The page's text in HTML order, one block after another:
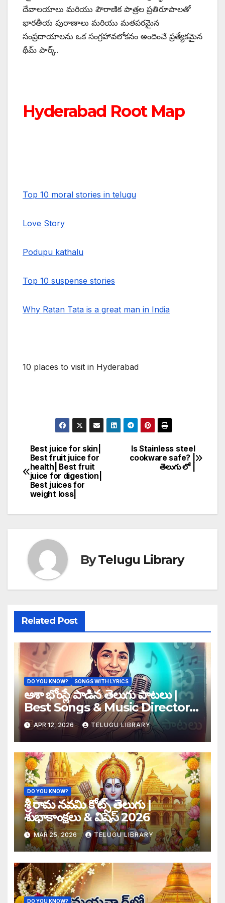
దేవాలయాలు మరియు పౌరాణిక పాత్రల ప్రతిరూపాలతో
భారతీయ పురాణాలు మరియు మతపరమైన
సంప్రదాయాలను ఒక సంగ్రహావలోకనం అందించే ప్రత్యేకమైన
థీమ్ పార్క్.
Hyderabad Root Map
Top 10 moral stories in telugu
Love Story
Podupu kathalu
Top 10 suspense stories
Why Ratan Tata is a great man in India
10 places to visit in Hyderabad
Post
navigation
Is Stainless steel
cookware safe? |
తెలుగు లో |
Best juice for skin|
Best fruit juice for
health| Best fruit
juice for digestion|
Best juices for
weight loss|
ByTelugu Library
Related Post
DO YOU KNOW? SONGS WITH LYRICS
ఆశా భోంస్లే పాడిన తెలుగు పాటలు |
Best Songs & Music Directors
List
APR 12, 2026 TELUGU LIBRARY
DO YOU KNOW?
శ్రీ రామ నవమి కోట్స్ తెలుగు |
శుభాకాంక్షలు & విషెస్ 2026
MAR 25, 2026 TELUGU LIBRARY
DO YOU KNOW?